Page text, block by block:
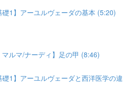
礎1】アーユルヴェーダの基本 (5:20)
マルマ/ナーディ】足の甲 (8:46)
礎1】アーユルヴェーダと西洋医学の違